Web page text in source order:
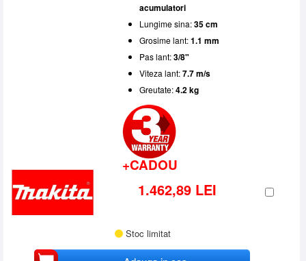
acumulatori
Lungime sina:35 cm
Grosime lant:1.1 mm
Pas lant:3/8"
Viteza lant:7.7 m/s
Greutate:4.2 kg
+CADOU
1.462,89 LEI
Stoc limitat